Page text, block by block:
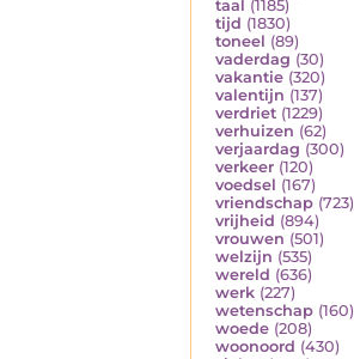
taal (1185)
tijd (1830)
toneel (89)
vaderdag (30)
vakantie (320)
valentijn (137)
verdriet (1229)
verhuizen (62)
verjaardag (300)
verkeer (120)
voedsel (167)
vriendschap (723)
vrijheid (894)
vrouwen (501)
welzijn (535)
wereld (636)
werk (227)
wetenschap (160)
woede (208)
woonoord (430)